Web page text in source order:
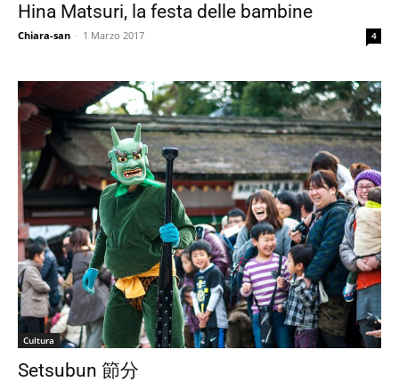
Hina Matsuri, la festa delle bambine
Chiara-san - 1 Marzo 2017 4
Cultura
Setsubun 節分